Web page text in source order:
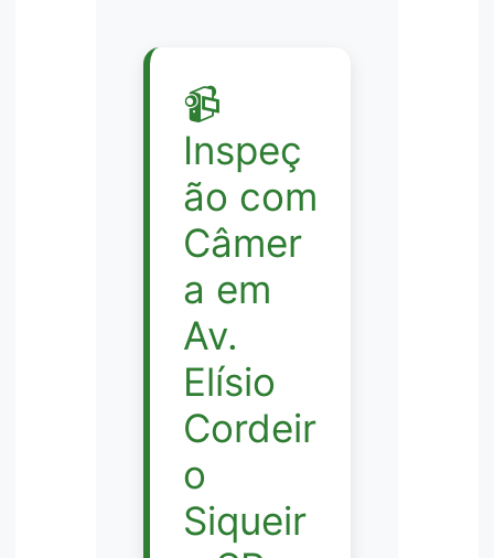
📹
Inspeç
ão com
Câmer
a em
Av.
Elísio
Cordeir
o
Siqueir